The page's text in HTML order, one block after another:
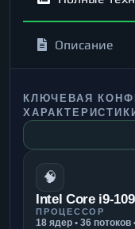
Описание
КЛЮЧЕВАЯ
🧠
Intel Core i9-
ПРОЦЕССОР
18 ядер • 36 потоков